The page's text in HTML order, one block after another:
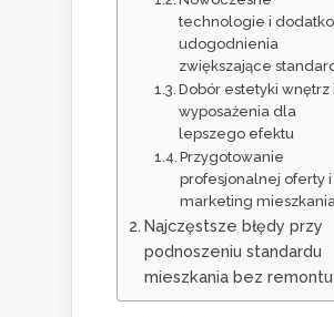
technologie i
udogodnienia
zwiększające
Dobór estetyki wnętrz i
wyposażenia dla
lepszego efektu
Przygotowanie
profesjonalnej oferty i
marketing
Najczęstsze błędy przy
podnoszeniu standardu
mieszkania bez remontu